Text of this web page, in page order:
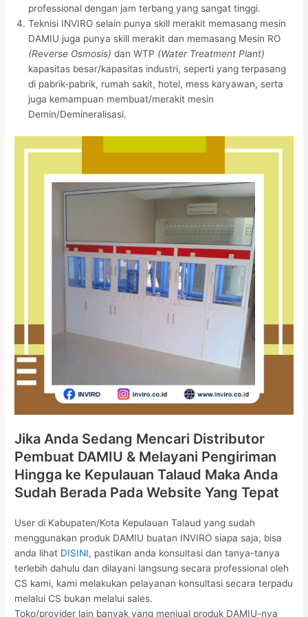
professional dengan jam terbang yang sangat tinggi.
Teknisi INVIRO selain punya skill merakit memasang mesin
DAMIU juga punya skill merakit dan memasang Mesin RO
(Reverse Osmosis) dan WTP (Water Treatment Plant)
kapasitas besar/kapasitas industri, seperti yang terpasang
di pabrik-pabrik, rumah sakit, hotel, mess karyawan, serta
juga kemampuan membuat/merakit mesin
Demin/Demineralisasi.
Jika Anda Sedang Mencari Distributor
Pembuat DAMIU & Melayani Pengiriman
Hingga ke Kepulauan Talaud Maka Anda
Sudah Berada Pada Website Yang Tepat
User di Kabupaten/Kota Kepulauan Talaud yang sudah
menggunakan produk DAMIU buatan INVIRO siapa saja, bisa
anda lihat DISINI, pastikan anda konsultasi dan tanya-tanya
terlebih dahulu dan dilayani langsung secara professional oleh
CS kami, kami melakukan pelayanan konsultasi secara terpadu
melalui CS bukan melalui sales.
Toko/provider lain banyak yang menjual produk DAMIU-nya